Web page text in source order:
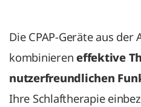
Die CPAP-Geräte aus der
kombiniereneffektive
nutzerfreundlichen
Ihre Schlaftherapie